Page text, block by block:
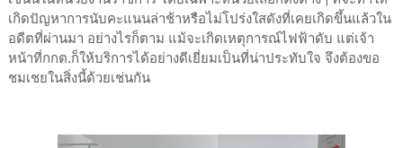
เกิดปัญหาการนับคะแนนล่าช้าหรือไม่โปร่งใสดังที่เคยเกิดขึ้นแล้วใน
อดีตที่ผ่านมา อย่างไรก็ตาม แม้จะเกิดเหตุการณ์ไฟฟ้าดับ แต่เจ้า
หน้าที่กกต.ก็ให้บริการได้อย่างดีเยี่ยมเป็นที่น่าประทับใจ จึงต้องขอ
ชมเชยในสิ่งนี้ด้วยเช่นกัน